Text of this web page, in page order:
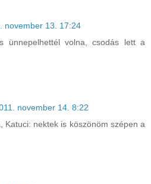
november 13. 17:24
ünnepelhettél volna, csodás lett a
november 14. 8:22
Katuci: nektek is köszönöm szépen a